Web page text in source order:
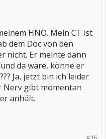
HNO. Mein CT ist
dem Doc von den
nicht. Er meinte dann
da wäre, könne er
Ja, jetzt bin ich leider
Nerv gibt momentan
anhält.